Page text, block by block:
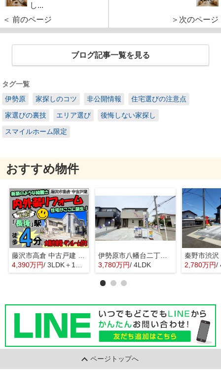
し...
＜ 前のページ
＞次のページ
ブログ記事一覧を見る
タグ一覧
伊勢原
家探しのコツ 非公開情報 住宅選びの注意点
家選びの裏技 エリア選び 後悔しない家探し
スマイルホーム限定
おすすめ物件
4,390万円/ 3LDK＋1S(納戸)
伊勢原市八幡台二丁目 全３棟 新築住宅
3,780万円/ 4LDK 2,780万円/
ページトップへ